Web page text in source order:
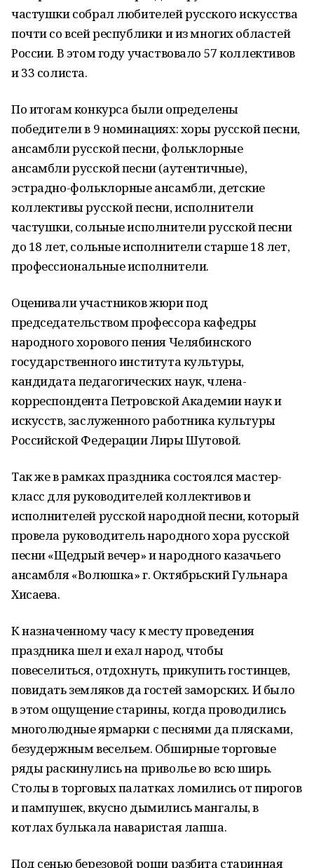
частушки собрал любителей русского искусства
почти со всей республики и из многих областей
России. В этом году участвовало 57 коллективов
и 33 солиста.
По итогам конкурса были определены
победители в 9 номинациях: хоры русской песни,
ансамбли русской песни, фольклорные
ансамбли русской песни (аутентичные),
эстрадно-фольклорные ансамбли, детские
коллективы русской песни, исполнители
частушки, сольные исполнители русской песни
до 18 лет, сольные исполнители старше 18 лет,
профессиональные исполнители.
Оценивали участников жюри под
председательством профессора кафедры
народного хорового пения Челябинского
государственного института культуры,
кандидата педагогических наук, члена-
корреспондента Петровской Академии наук и
искусств, заслуженного работника культуры
Российской Федерации Лиры Шутовой.
Так же в рамках праздника состоялся мастер-
класс для руководителей коллективов и
исполнителей русской народной песни, который
провела руководитель народного хора русской
песни «Щедрый вечер» и народного казачьего
ансамбля «Волюшка» г. Октябрьский Гульнара
Хисаева.
К назначенному часу к месту проведения
праздника шел и ехал народ, чтобы
повеселиться, отдохнуть, прикупить гостинцев,
повидать земляков да гостей заморских. И было
в этом ощущение старины, когда проводились
многолюдные ярмарки с песнями да плясками,
безудержным весельем. Обширные торговые
ряды раскинулись на приволье во всю ширь.
Столы в торговых палатках ломились от пирогов
и пампушек, вкусно дымились мангалы, в
котлах булькала наваристая лапша.
Под сенью березовой рощи разбита старинная